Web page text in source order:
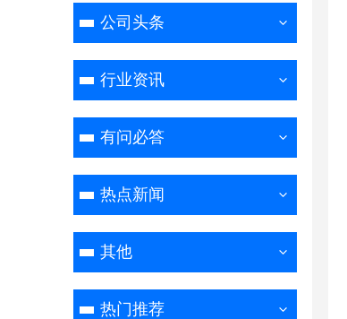
公司头条
行业资讯
有问必答
热点新闻
其他
热门推荐